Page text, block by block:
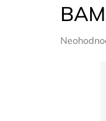
Průměrné